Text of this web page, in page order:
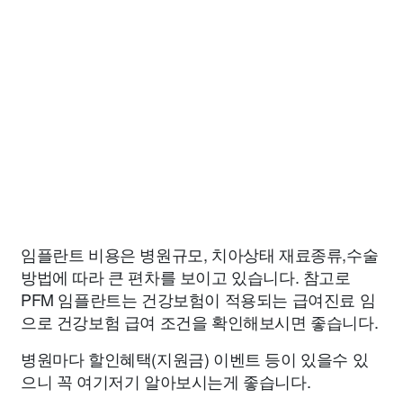
임플란트 비용은 병원규모, 치아상태 재료종류,수술
방법에 따라 큰 편차를 보이고 있습니다. 참고로
PFM 임플란트는 건강보험이 적용되는 급여진료 임
으로 건강보험 급여 조건을 확인해보시면 좋습니다.
병원마다 할인혜택(지원금) 이벤트 등이 있을수 있
으니 꼭 여기저기 알아보시는게 좋습니다.